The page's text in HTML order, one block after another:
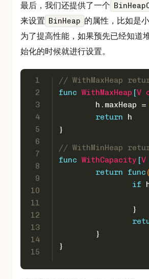
最后，我们还提供了一个
来设置 BinHeap 的属性，比如是
为了提高性能，如果预先已经知道
始化的时候就进行设置。
1
2
3
4
5
6
7
8
9
10
11
12
13
14
15
// WithMaxHeap
func WithMaxHeap [V
	h.maxHeap =
return h
}
// WithMinHeap
func WithCapacity [V
return
func
if
		}
	}
}